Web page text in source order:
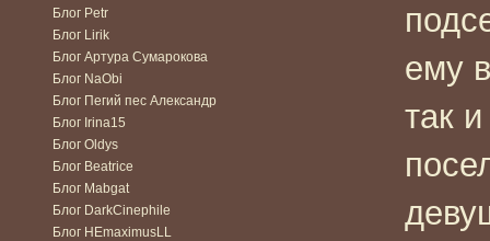
Блог Petr
Блог Lirik
Блог Артура Сумарокова
Блог NaObi
Блог Пегий пес Александр
Блог Irina15
Блог Oldys
Блог Beatrice
Блог Mabgat
Блог DarkCinephile
Блог HEmaximusLL
ему
так